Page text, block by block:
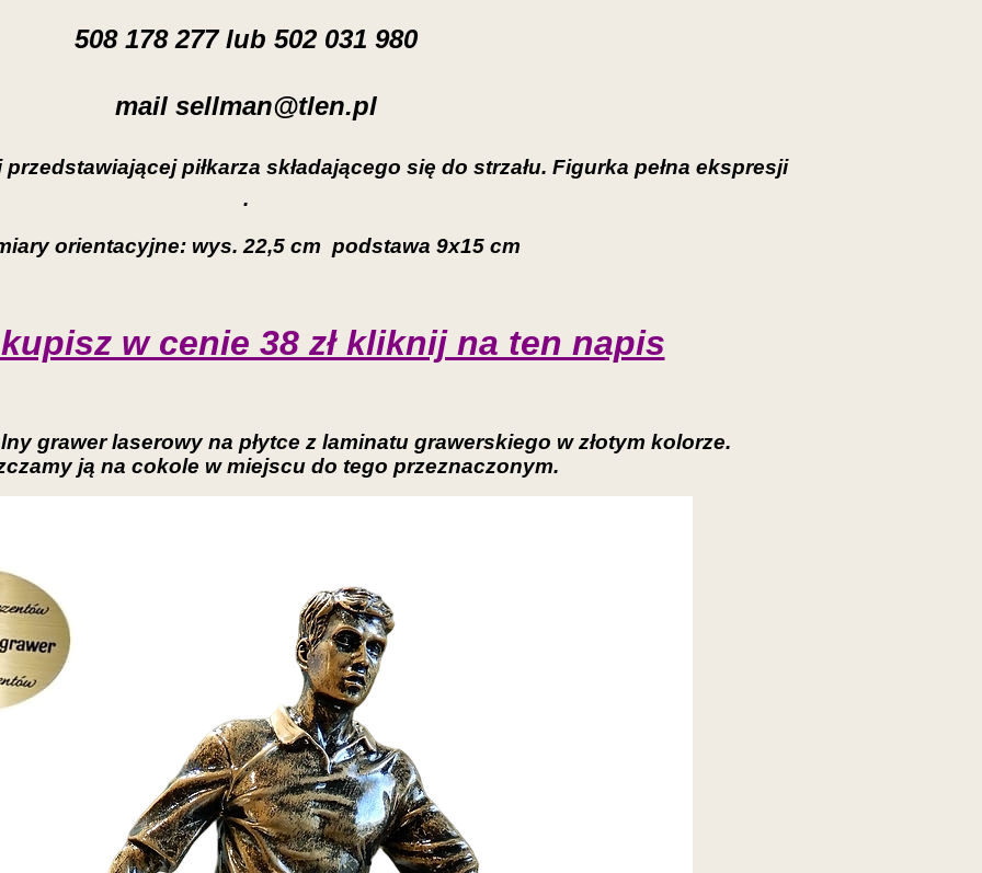
508 178 277 lub 502 031 980
mail sellman@tlen.pl
piłkarza składającego się do strzału. Figurka pełna ekspresji
.
orientacyjne: wys. 22,5 cm podstawa 9x15 cm
w cenie 38 zł kliknij na ten napis
grawer laserowy na płytce z laminatu grawerskiego w złotym kolorze.
ją na cokole w miejscu do tego przeznaczonym.